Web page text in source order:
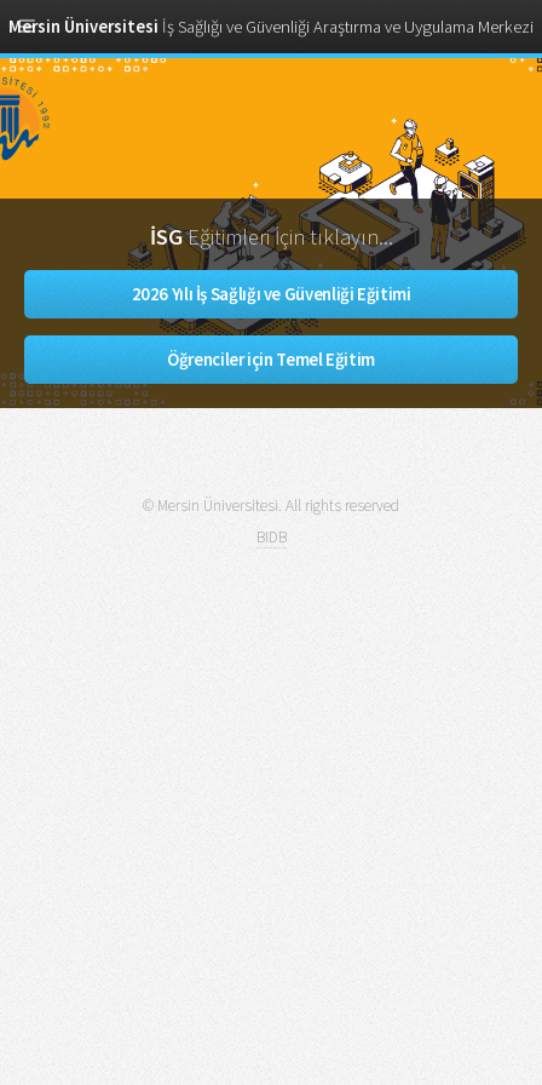
İSGEğitimleri İçin tıklayın...
2026 Yılı İş Sağlığı ve Güvenliği Eğitimi
Öğrenciler için Temel Eğitim
© Mersin Üniversitesi. All rights reserved
BIDB
Mersin Üniversitesi İş Sağlığı ve Güvenliği Araştırma ve Uygulama Merkezi